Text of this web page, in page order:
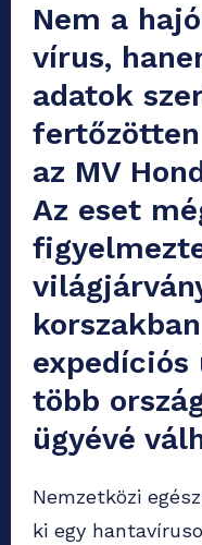
Nem a
vírus,
adatok
az MV
Az eset
több
ügyévé
Nemzetközi
ki egy